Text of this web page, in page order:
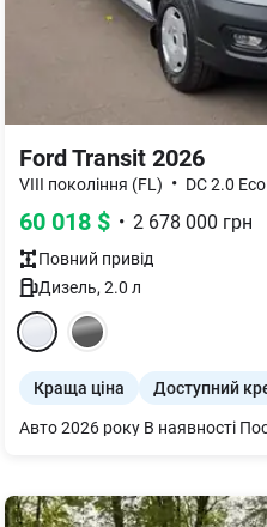
Ford Transit 2026
VIII покоління (FL) • DC 2.0
60 018 $ • 2 678 000 грн
Повний привід
Дизель, 2.0 л
Краща ціна Доступний